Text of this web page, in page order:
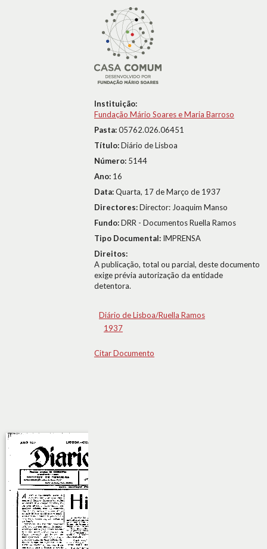
Instituição:
Fundação Mário Soares e Maria Barroso
Pasta:05762.026.06451
Título:Diário de Lisboa
Número: 5144
Ano: 16
Data:Quarta, 17 de Março de 1937
Directores:Director: Joaquim Manso
Fundo:DRR - Documentos Ruella Ramos
Tipo Documental: IMPRENSA
Direitos:
A publicação, total ou parcial, deste documento
exige prévia autorização da entidade
detentora.
Diário de Lisboa/Ruella Ramos
1937
Citar Documento